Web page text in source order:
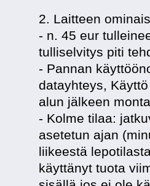
2. Laitteen
- n. 45 eur
tulliselvitys piti
- Pannan
datayhteys,
alun jälkeen
- Kolme tilaa:
asetetun ajan
liikeestä
käyttänyt tuota